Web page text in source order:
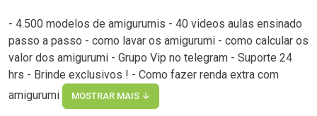
- 4.500 modelos de amigurumis - 40 videos aulas ensinado
passo a passo - como lavar os amigurumi - como calcular os
valor dos amigurumi - Grupo Vip no telegram - Suporte 24
hrs - Brinde exclusivos ! - Como fazer renda extra com
amigurumi
MOSTRAR MAIS ↓